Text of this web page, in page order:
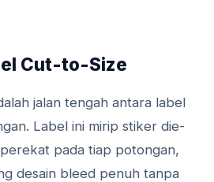
Cut-to-Size
jalan tengah antara label
Label ini mirip stiker die-
pada tiap potongan,
desain bleed penuh tanpa